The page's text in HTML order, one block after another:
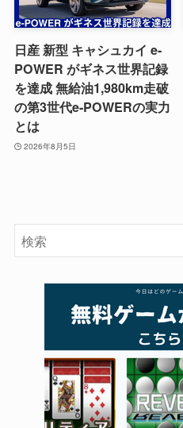
日産 新型 キャシュカイ e-
POWER がギネス世界記録
を達成 無給油1,980km走破
の第3世代e-POWERの実力
とは
2026年8月5日